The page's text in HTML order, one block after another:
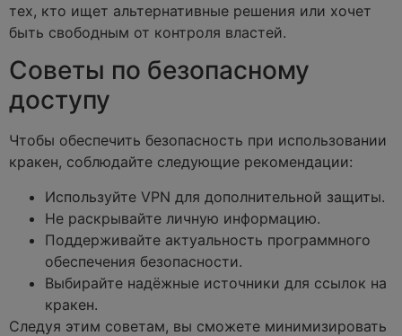
тех, кто ищет альтернативные решения или хочет
быть свободным от контроля властей.
Советы по безопасному
доступу
Чтобы обеспечить безопасность при использовании
кракен, соблюдайте следующие рекомендации:
Используйте VPN для дополнительной защиты.
Не раскрывайте личную информацию.
Поддерживайте актуальность программного
обеспечения безопасности.
Выбирайте надёжные источники для ссылок на
кракен.
Следуя этим советам, вы сможете минимизировать